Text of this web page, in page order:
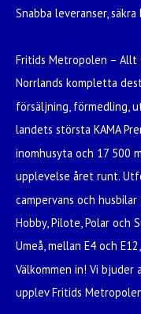
Snabba leveranser,
Fritids Metropolen – Allt
Norrlands kompletta
försäljning, förmedling,
landets största KAMA
inomhusyta och 17 500
upplevelse året runt.
campervans och
Hobby, Pilote, Polar och
Umeå, mellan E4 och
Välkommen in! Vi
upplev Fritids